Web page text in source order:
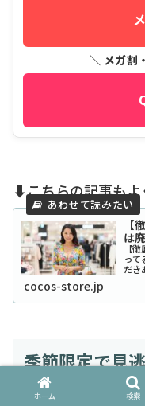
＼ メガ割
⬇️こちらの記事もよ
【
は
【
って
だき
ィ
ベ
cocos-store.jp
季節限定で見
クすべき飴
ホーム 検索